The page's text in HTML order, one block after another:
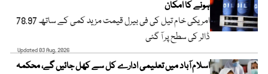
ہونے کا امکان
امریکی خام تیل کی فی بیرل قیمت مزید کمی کے ساتھ 78.97
ڈالر کی سطح پر آ گئی
Updated 03 Aug, 2026
اسلام آباد میں تعلیمی ادارے کل سے کھل جائیں گے، محکمہ